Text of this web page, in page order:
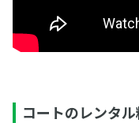
コートのレンタ